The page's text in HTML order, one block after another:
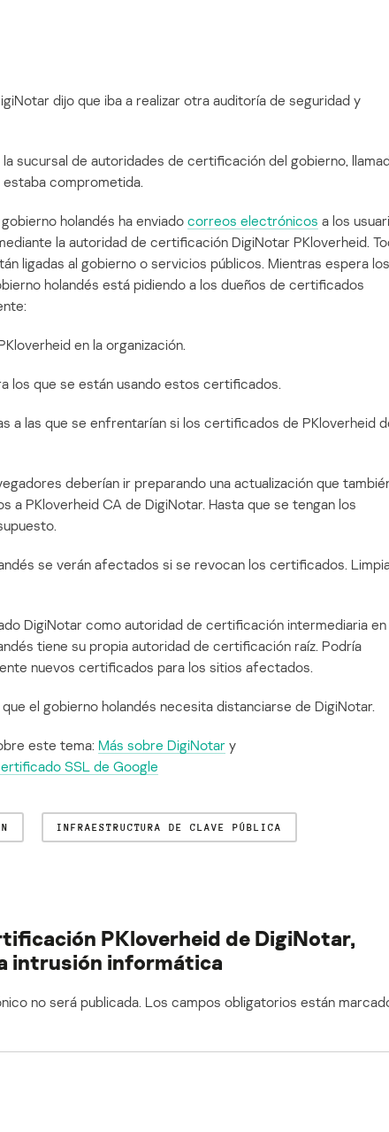
dijo que iba a realizar otra auditoría de seguridad y
la sucursal de autoridades de certificación del gobierno,
estaba comprometida.
holandés ha enviado correos electrónicos a los
la autoridad de certificación DigiNotar PKloverheid.
ligadas al gobierno o servicios públicos. Mientras espera los
holandés está pidiendo a los dueños de certificados
en la organización.
los que se están usando estos certificados.
a las que se enfrentarían si los certificados de PKloverheid
deberían ir preparando una actualización que
a PKloverheid CA de DigiNotar. Hasta que se tengan los
se verán afectados si se revocan los certificados.
DigiNotar como autoridad de certificación intermediaria en
tiene su propia autoridad de certificación raíz. Podría
nuevos certificados para los sitios afectados.
el gobierno holandés necesita distanciarse de DigiNotar.
este tema: Más sobre DigiNotar y
SSL de Google
INFRAESTRUCTURA DE CLAVE PÚBLICA
PKloverheid de DigiNotar,
intrusión informática
no será publicada. Los campos obligatorios están